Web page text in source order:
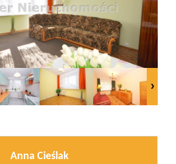
Opinie
Anna Cieślak